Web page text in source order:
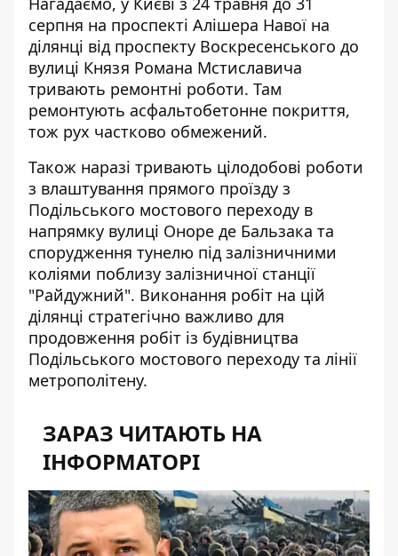
серпня на проспекті Алішера Навої на
ділянці від проспекту Воскресенського до
вулиці Князя Романа Мстиславича
тривають ремонтні роботи. Там
ремонтують асфальтобетонне покриття,
тож рух частково обмежений.
Також наразі тривають цілодобові роботи
з влаштування прямого проїзду з
Подільського мостового переходу в
напрямку вулиці Оноре де Бальзака та
спорудження тунелю під залізничними
коліями поблизу залізничної станції
"Райдужний". Виконання робіт на цій
ділянці стратегічно важливо для
продовження робіт із будівництва
Подільського мостового переходу та лінії
метрополітену.
ЗАРАЗ ЧИТАЮТЬ НА
ІНФОРМАТОРІ